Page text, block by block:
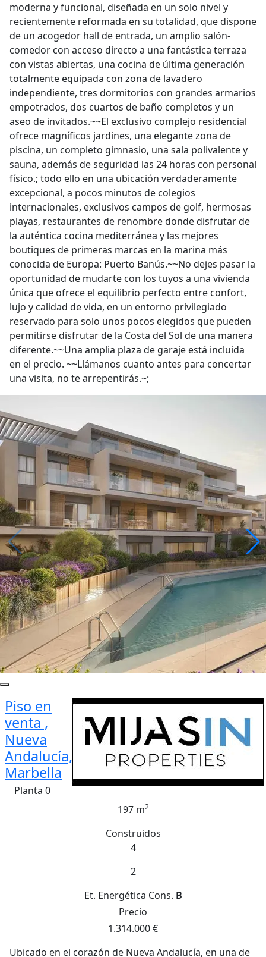
moderna y funcional, diseñada en un solo nivel y
recientemente reformada en su totalidad, que dispone
de un acogedor hall de entrada, un amplio salón-
comedor con acceso directo a una fantástica terraza
con vistas abiertas, una cocina de última generación
totalmente equipada con zona de lavadero
independiente, tres dormitorios con grandes armarios
empotrados, dos cuartos de baño completos y un
aseo de invitados.~~El exclusivo complejo residencial
ofrece magníficos jardines, una elegante zona de
piscina, un completo gimnasio, una sala polivalente y
sauna, además de seguridad las 24 horas con personal
físico.; todo ello en una ubicación verdaderamente
excepcional, a pocos minutos de colegios
internacionales, exclusivos campos de golf, hermosas
playas, restaurantes de renombre donde disfrutar de
la auténtica cocina mediterránea y las mejores
boutiques de primeras marcas en la marina más
conocida de Europa: Puerto Banús.~~No dejes pasar la
oportunidad de mudarte con los tuyos a una vivienda
única que ofrece el equilibrio perfecto entre confort,
lujo y calidad de vida, en un entorno privilegiado
reservado para solo unos pocos elegidos que pueden
permitirse disfrutar de la Costa del Sol de una manera
diferente.~~Una amplia plaza de garaje está incluida
en el precio. ~~Llámanos cuanto antes para concertar
una visita, no te arrepentirás.~;
Piso en
venta ,
Nueva
Andalucía,
Marbella
Planta 0
197 m2
Construidos
4
2
Et. Energética Cons. B
Precio
1.314.000 €
Ubicado en el corazón de Nueva Andalucía, en una de